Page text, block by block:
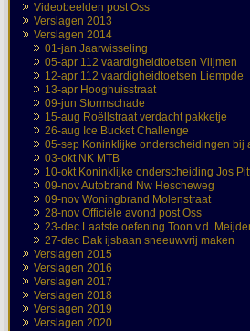
Videobeelden post Oss
Verslagen 2013
Verslagen 2014
01-jan Jaarwisseling
05-apr 112 vaardigheidtoetsen Vlijmen
12-apr 112 vaardigheidtoetsen Liempde
13-apr Hooghuisstraat
09-jun Stormschade
15-aug Roëllstraat verdacht pakketje
26-aug Ice Bucket Challenge
05-sep Koninklijke onderscheidingen bij
03-okt NK MTB
10-okt Koninklijke onderscheiding Jos
09-nov Autobrand Nw Hescheweg
09-nov Woningbrand Molenstraat
28-nov Officiële avond post Oss
23-dec Laatste oefening Toon v.d.
27-dec Dak ijsbaan sneeuwvrij maken
Verslagen 2015
Verslagen 2016
Verslagen 2017
Verslagen 2018
Verslagen 2019
Verslagen 2020